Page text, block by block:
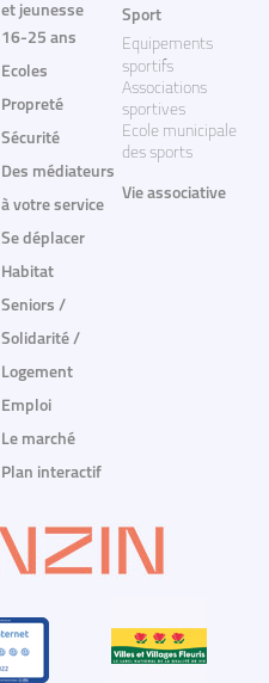
et jeunesse
16-25 ans
Ecoles
Propreté
Sécurité
Des médiateurs
à votre service
Se déplacer
Habitat
Seniors /
Solidarité /
Logement
Emploi
Le marché
Plan interactif
Sport
Equipements
sportifs
Associations
sportives
Ecole municipale
des sports
Vie associative